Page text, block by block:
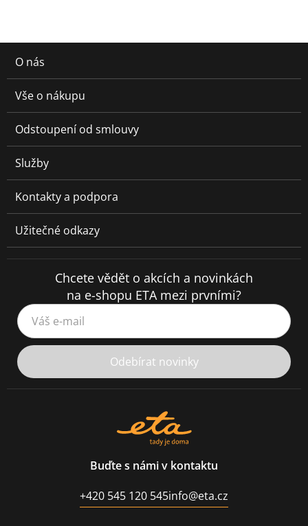
O nás
Vše o nákupu
Odstoupení od smlouvy
Služby
Kontakty a podpora
Užitečné odkazy
Chcete vědět o akcích a novinkách
na e-shopu ETA mezi prvními?
Váš e-mail
Odebírat novinky
Buďte s námi v kontaktu
+420 545 120 545info@eta.cz